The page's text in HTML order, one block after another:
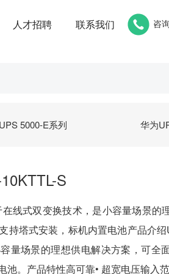
人才招聘 联系我们 咨
5000-E系列 华为
S
线式双变换技术，是小容量场景的
持塔式安装，标机内置电池产品介
量场景的理想供电解决方案，可全
池。产品特性高可靠• 超宽电压输入